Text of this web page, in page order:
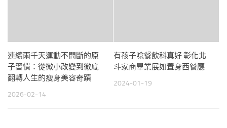
連續兩千天運動不間斷的原
子習慣：從微小改變到徹底
翻轉人生的瘦身美容奇蹟
2026-02-14
有孩子唸餐飲科真好 彰化北
斗家商畢業展如置身西餐廳
2024-01-19